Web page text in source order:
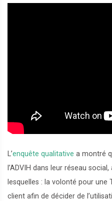
L’enquête qualitative a montré
l’ADVIH dans leur réseau
lesquelles : la volonté pour une
client afin de décider de